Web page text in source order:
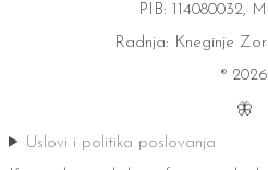
PIB: 114080032,
Radnja: Kneginje
® 2026
🦋
Uslovi i politika poslovanja